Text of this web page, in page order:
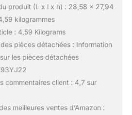
produit (L x l x h) : 28,58 x 27,94
kilogrammes
: 4,59 Kilograms
pièces détachées : Information
les pièces détachées
commentaires client : 4,7 sur
meilleures ventes d’Amazon :